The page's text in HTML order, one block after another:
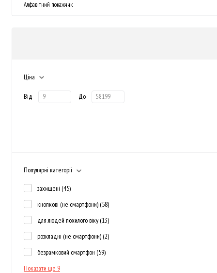
Алфавітний покажчик
Ціна
Від До
Популярні категорії
захищені (45)
кнопкові (не смартфони) (58)
для людей похилого віку (13)
розкладні (не смартфони) (2)
безрамковий смартфон (59)
Показати ще 9